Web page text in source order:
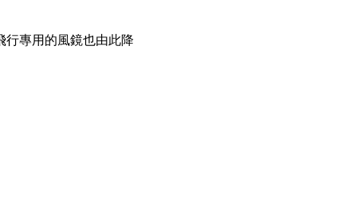
行專用的風鏡也由此降